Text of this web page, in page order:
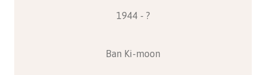
1944 - ?
Ban Ki-moon